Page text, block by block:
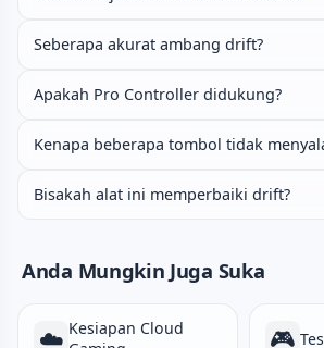
Seberapa akurat ambang drift?
Apakah Pro Controller didukung?
Kenapa beberapa tombol tidak
Bisakah alat ini memperbaiki drift?
Anda Mungkin Juga Suka
☁️ Kesiapan Cloud
🎮